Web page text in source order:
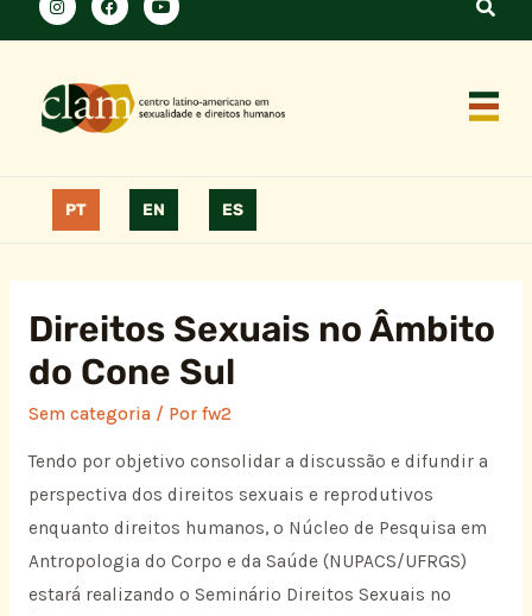
PT EN ES
Direitos Sexuais no Âmbito
do Cone Sul
Sem categoria/ Por fw2
Tendo por objetivo consolidar a discussão e difundir a
perspectiva dos direitos sexuais e reprodutivos
enquanto direitos humanos, o Núcleo de Pesquisa em
Antropologia do Corpo e da Saúde (NUPACS/UFRGS)
estará realizando o Seminário Direitos Sexuais no